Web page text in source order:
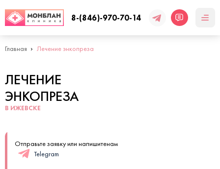
8-(846)-970-70-14
Главная Лечение энкопреза
ЛЕЧЕНИЕ
ЭНКОПРЕЗА
В ИЖЕВСКЕ
Отправьте заявку или напишитенам
Telegram